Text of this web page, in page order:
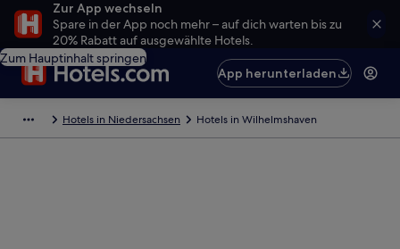
Zur App wechseln
Spare in der App noch mehr – auf dich warten bis zu
20% Rabatt auf ausgewählte Hotels.
Zum Hauptinhalt springen
App herunterladen
Hotels in Niedersachsen Hotels in Wilhelmshaven